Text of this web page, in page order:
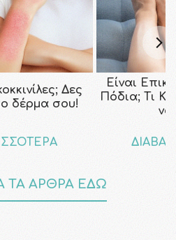
Δες
δέρμα σου!
Είναι
Πόδια; Τι
να
ΤΑ ΑΡΘΡΑ ΕΔΩ